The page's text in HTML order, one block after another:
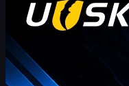
¡Hola traders de
bonos semanal!
donde encontrarás los
más recientes y
página semanalmente